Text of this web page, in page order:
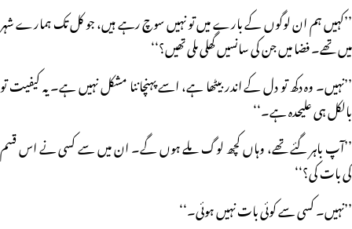
’’کہیں ہم ان لوگوں کے بارے میں تو نہیں سوچ رہے ہیں، جو کل تک ہمارے شہر
میں تھے۔ فضا میں جن کی سانسیں گھلی ملی تھیں؟‘‘
’’نہیں۔ وہ دکھ تو دل کے اندر بیٹھا ہے، اسے پہنچاننا مشکل نہیں ہے۔ یہ کیفیت تو
بالکل ہی علیحدہ ہے۔‘‘
’’آپ باہر گئے تھے، وہاں کچھ لوگ ملے ہوں گے۔ ان میں سے کسی نے اس قسم
کی بات کی؟‘‘
’’نہیں۔ کسی سے کوئی بات نہیں ہوئی۔‘‘